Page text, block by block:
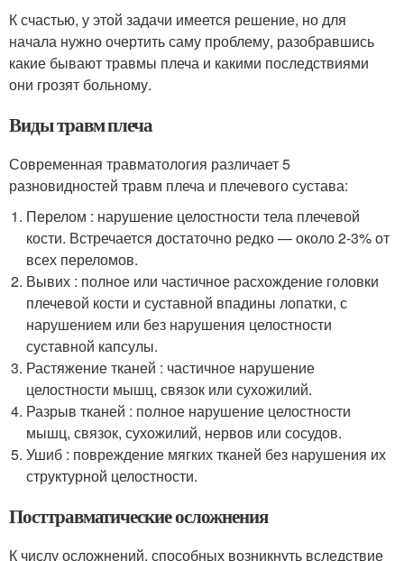
К счастью, у этой задачи имеется решение, но для
начала нужно очертить саму проблему, разобравшись
какие бывают травмы плеча и какими последствиями
они грозят больному.
Виды травм плеча
Современная травматология различает 5
разновидностей травм плеча и плечевого сустава:
Перелом : нарушение целостности тела плечевой
кости. Встречается достаточно редко — около 2-3% от
всех переломов.
Вывих : полное или частичное расхождение головки
плечевой кости и суставной впадины лопатки, с
нарушением или без нарушения целостности
суставной капсулы.
Растяжение тканей : частичное нарушение
целостности мышц, связок или сухожилий.
Разрыв тканей : полное нарушение целостности
мышц, связок, сухожилий, нервов или сосудов.
Ушиб : повреждение мягких тканей без нарушения их
структурной целостности.
Посттравматические осложнения
К числу осложнений, способных возникнуть вследствие